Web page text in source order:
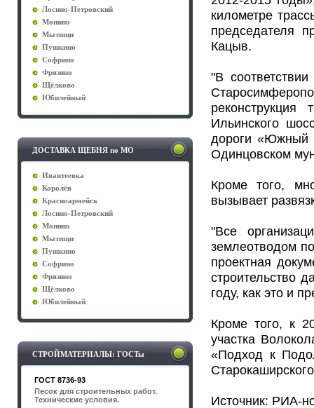
Лосино-Петровский
Монино
Мытищи
Пушкино
Софрино
Фрязино
Щёлково
Юбилейный
ДОСТАВКА ЩЕБНЯ по МО
Ивантеевка
Королёв
Красноармейск
Лосино-Петровский
Монино
Мытищи
Пушкино
Софрино
Фрязино
Щёлково
Юбилейный
СТРОЙМАТЕРИАЛЫ: ГОСТы
ГОСТ 8736-93
Песок для строительных работ.
Технические условия.
километре
председателя
Кацыв.
"В
реконструкция
Ильинского
дороги «Южный
Одинцовском
Кроме того,
вызывает
"Все
землеотводом
проектная
строительство
году, как это и
Кроме того, к
участка
«Подход к
Источник: РИА-